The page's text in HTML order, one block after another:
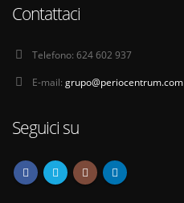
Contattaci
Telefono: 624 602 937
E-mail: grupo@periocentrum.com
Seguici su